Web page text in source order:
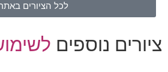
לכל הציורים
ציורים נוספים